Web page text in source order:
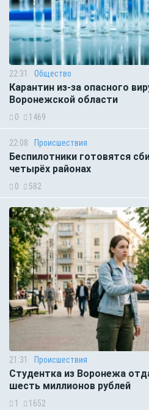
22:31 Общество
Карантин из-за опасного
Воронежской области
0 1469
22:08 Происшествия
Беспилотники готовятся
четырёх районах
0 582
21:31 Происшествия
Студентка из Воронежа
шесть миллионов рублей
1 1652